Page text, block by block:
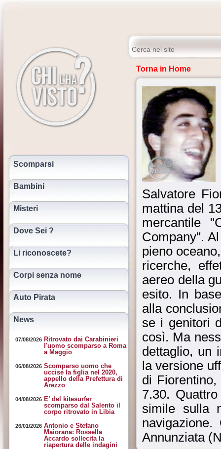
Scomparsi
Bambini
Misteri
Dove Sei ?
Li riconoscete?
Corpi senza nome
Auto Pirata
News
07/08/2026 Ritrovato dai Carabinieri
l'uomo scomparso a Roma
a Maggio
06/08/2026 Scomparso uomo che
uccise la figlia nel 2020,
appello della Prefettura di
Arezzo
04/08/2026 E’ del kitesurfer
scomparso dal Salento il
corpo ritrovato in Libia
26/01/2026 Antonio e Stefano
Maiorana: Rossella
Accardo sollecita la
riapertura delle indagini
Torna in Home
Salvatore
mattina del
mercantile
Company".
pieno
ricerche,
aereo della
esito. In
alla
se i genitori
così. Ma
dettaglio, un
la versione
di
7.30.
simile sulla
Annunziata